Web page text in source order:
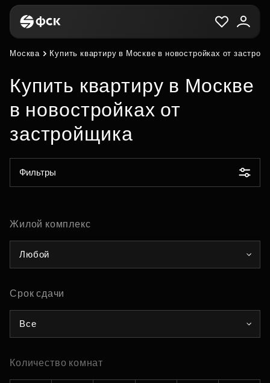
Москва Купить квартиру в Москве в новостройках от
Купить квартиру в Москве
в новостройках от
застройщика
Фильтры
Жилой комплекс
Любой
Срок сдачи
Все
Количество комнат